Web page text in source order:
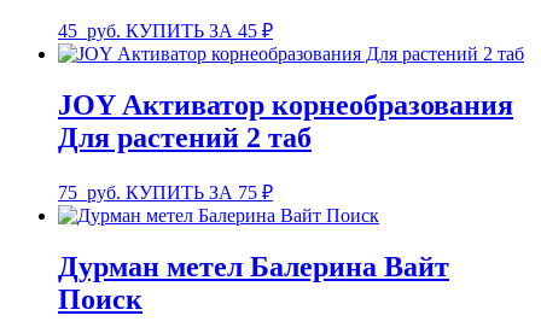
45 руб. КУПИТЬ ЗА 45 ₽
JOY Активатор корнеобразования
Для растений 2 таб
75 руб. КУПИТЬ ЗА 75 ₽
Дурман метел Балерина Вайт
Поиск